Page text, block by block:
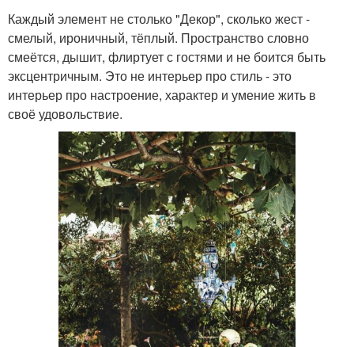
Каждый элемент не столько "Декор", сколько жест -
смелый, ироничный, тёплый. Пространство словно
смеётся, дышит, флиртует с гостями и не боится быть
эксцентричным. Это не интерьер про стиль - это
интерьер про настроение, характер и умение жить в
своё удовольствие.